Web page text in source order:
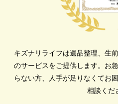
キズナリライフは遺品整理、生
のサービスをご提供します。 お
らない方、人手が足りなくてお
相談くだ